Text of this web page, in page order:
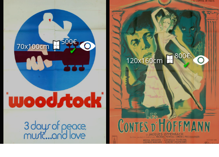
70x100cm
500€
✔
120x160cm
800€
✔